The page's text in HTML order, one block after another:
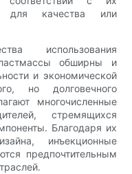
для качества или
использования
обширны и
и экономической
но долговечного
многочисленные
стремящихся
Благодаря их
инъекционные
предпочтительным